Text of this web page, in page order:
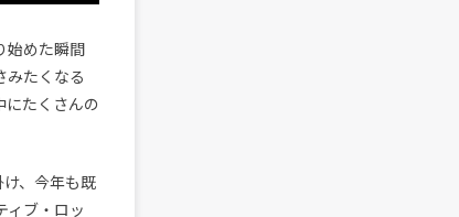
始めた瞬間
みたくなる
にたくさんの
、今年も既
ィブ・ロッ